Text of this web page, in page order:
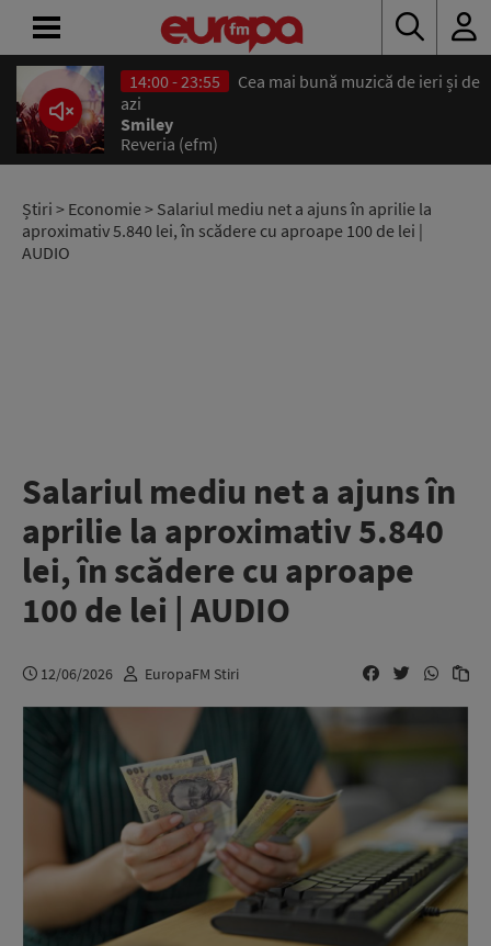
14:00 - 23:55
Cea mai bună muzică de ieri și de
azi
Smiley
Reveria (efm)
Știri > Economie> Salariul mediu net a ajuns în aprilie la
aproximativ 5.840 lei, în scădere cu aproape 100 de lei |
AUDIO
Salariul mediu net a ajuns în
aprilie la aproximativ 5.840
lei, în scădere cu aproape
100 de lei | AUDIO
12/06/2026 EuropaFM Stiri
ACASĂ
ȘTIRI
RADIO
CONCURSURI